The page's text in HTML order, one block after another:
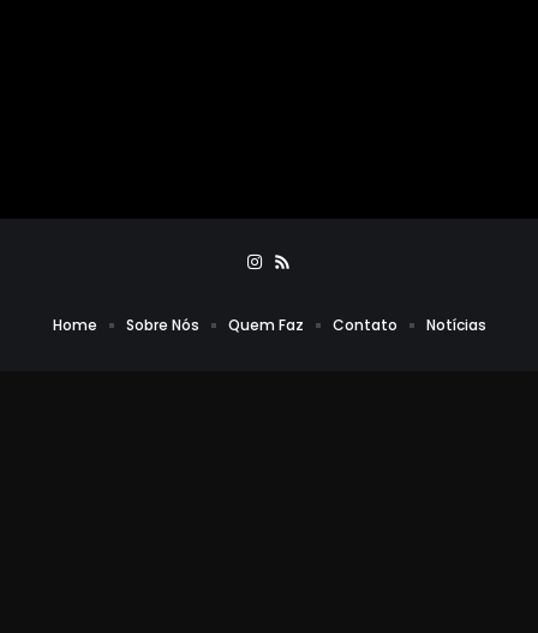
Home Sobre Nós Quem Faz Contato Notícias